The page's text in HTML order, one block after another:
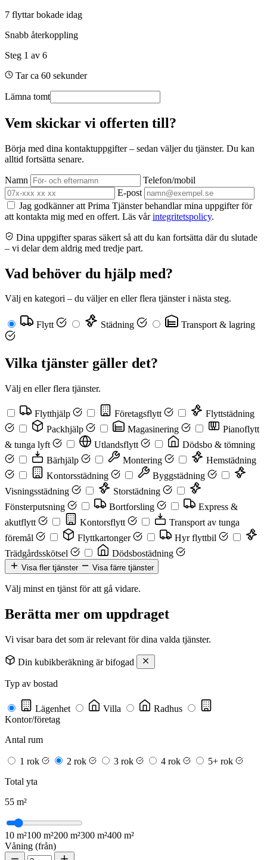
7 flyttar bokade idag
Snabb återkoppling
Steg 1 av 6
Tar ca 60 sekunder
Lämna tomt
Vem skickar vi offerten till?
Börja med dina kontaktuppgifter – sedan väljer du tjänster. Du kan
alltid fortsätta senare.
Namn
Telefon/mobil
E-post
Jag godkänner att Prima Tjänster behandlar mina uppgifter för
att kontakta mig med en offert. Läs vårintegritetspolicy.
Dina uppgifter sparas säkert så att du kan fortsätta där du slutade
– vi delar dem aldrig med tredje part.
Vad behöver du hjälp med?
Välj en kategori – du väljer en eller flera tjänster i nästa steg.
Flytt Städning Transport & lagring
Vilka tjänster gäller det?
Välj en eller flera tjänster.
Flytthjälp Företagsflytt
Flyttstädning
Packhjälp
Magasinering
Pianoflytt
& tunga lyft
Utlandsflytt
Dödsbo & tömning
Bärhjälp
Montering
Hemstädning
Kontorsstädning
Byggstädning
Visningsstädning
Storstädning
Fönsterputsning
Bortforsling
Express &
akutflytt
Kontorsflytt
Transport av tunga
föremål
Flyttkartonger
Hyr flyttbil
Trädgårdsskötsel
Dödsbostädning
Visa fler tjänster Visa färre tjänster
Välj minst en tjänst för att gå vidare.
Berätta mer om uppdraget
Vi visar bara det som är relevant för dina valda tjänster.
Din kubikberäkning är bifogad
Typ av bostad
Lägenhet Villa
Radhus
Kontor/företag
Antal rum
1 rok 2 rok 3 rok 4 rok
5+ rok
Total yta
55 m²
10 m²100 m²200 m²300 m²400 m²
Våning (från)